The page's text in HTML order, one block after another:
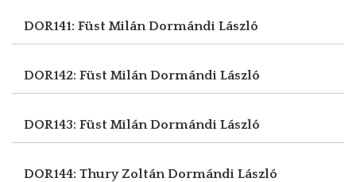
DOR141: Füst MilánDormándi László
DOR142: Füst MilánDormándi László
DOR143: Füst MilánDormándi László
DOR144: Thury ZoltánDormándi László